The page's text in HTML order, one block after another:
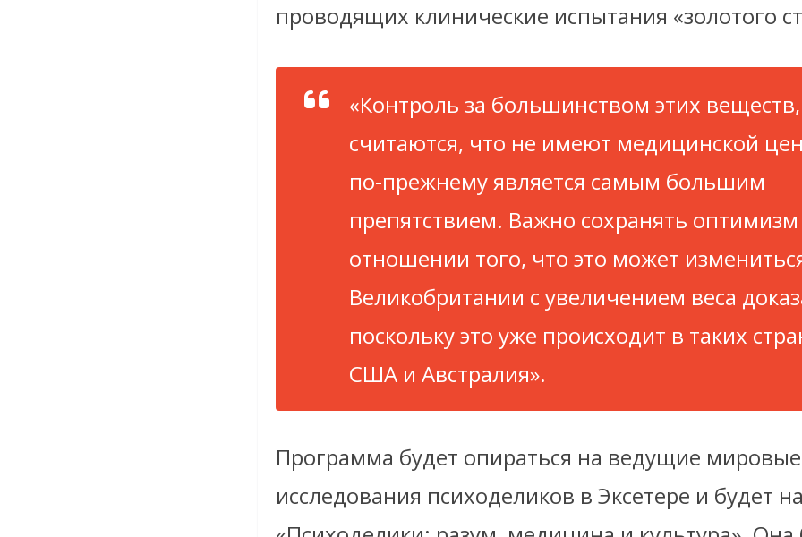
проводящих клинические испытания «золотого
«Контроль за большинством этих
считаются, что не имеют медицинской
по-прежнему является самым большим
препятствием. Важно сохранять
отношении того, что это может
Великобритании с увеличением веса
поскольку это уже происходит в таких
США и Австралия».
Программа будет опираться на ведущие мировые
исследования психоделиков в Эксетере и будет